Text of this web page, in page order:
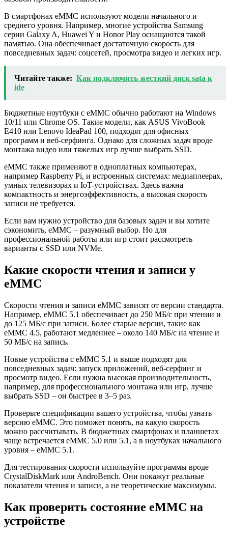
В смартфонах eMMC используют модели начального и
среднего уровня. Например, многие устройства Samsung
серии Galaxy A, Huawei Y и Honor Play оснащаются такой
памятью. Она обеспечивает достаточную скорость для
повседневных задач: соцсетей, просмотра видео и легких игр.
Читайте также: Как подключить жесткий диск sata к
ide
Бюджетные ноутбуки с eMMC обычно работают на Windows
10/11 или Chrome OS. Такие модели, как ASUS VivoBook
E410 или Lenovo IdeaPad 100, подходят для офисных
программ и веб-серфинга. Однако для сложных задач вроде
монтажа видео или тяжелых игр лучше выбрать SSD.
eMMC также применяют в одноплатных компьютерах,
например Raspberry Pi, и встроенных системах: медиаплеерах,
умных телевизорах и IoT-устройствах. Здесь важна
компактность и энергоэффективность, а высокая скорость
записи не требуется.
Если вам нужно устройство для базовых задач и вы хотите
сэкономить, eMMC – разумный выбор. Но для
профессиональной работы или игр стоит рассмотреть
варианты с SSD или NVMe.
Какие скорости чтения и записи у
eMMC
Скорости чтения и записи eMMC зависят от версии стандарта.
Например, eMMC 5.1 обеспечивает до 250 МБ/с при чтении и
до 125 МБ/с при записи. Более старые версии, такие как
eMMC 4.5, работают медленнее – около 140 МБ/с на чтение и
50 МБ/с на запись.
Новые устройства с eMMC 5.1 и выше подходят для
повседневных задач: запуск приложений, веб-серфинг и
просмотр видео. Если нужна высокая производительность,
например, для профессионального монтажа или игр, лучше
выбрать SSD – он быстрее в 3–5 раз.
Проверьте спецификации вашего устройства, чтобы узнать
версию eMMC. Это поможет понять, на какую скорость
можно рассчитывать. В бюджетных смартфонах и планшетах
чаще встречается eMMC 5.0 или 5.1, а в ноутбуках начального
уровня – eMMC 5.1.
Для тестирования скорости используйте программы вроде
CrystalDiskMark или AndroBench. Они покажут реальные
показатели чтения и записи, а не теоретические максимумы.
Как проверить состояние eMMC на
устройстве